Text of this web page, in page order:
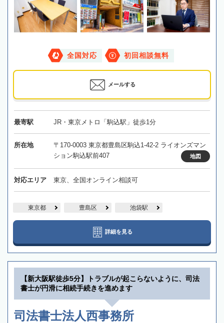
全国対応 初回相談無料
メールする
最寄駅 JR・東京メトロ「駒込駅」徒歩1分
所在地
〒170-0003 東京都豊島区駒込1-42-2 ライオンズマン
ション駒込駅前407
地図
対応エリア 東京、全国オンライン相談可
東京都 豊島区 池袋駅
詳細を見る
【新大阪駅徒歩5分】トラブルが起こらないように、司法
書士が円滑に相続手続きを進めます
司法書士法人西事務所